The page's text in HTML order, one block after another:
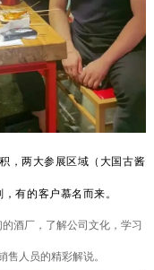
，两大参展区域（大国古酱
有的客户慕名而来。
酒厂，了解公司文化，学习
人员的精彩解说。